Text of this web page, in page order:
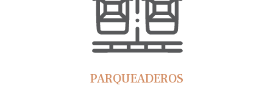
PARQUEADEROS